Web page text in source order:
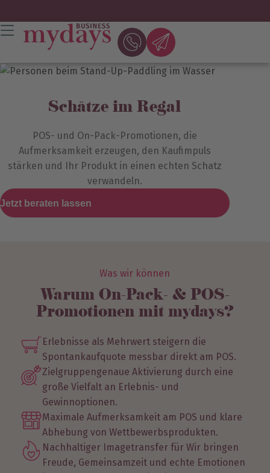
Schätze im Regal
POS- und On-Pack-Promotionen, die
Aufmerksamkeit erzeugen, den Kaufimpuls
stärken und Ihr Produkt in einen echten Schatz
verwandeln.
Jetzt beraten lassen
Was wir können
Warum On-Pack- & POS-
Promotionen mit mydays?​
Erlebnisse als Mehrwert steigern die
Spontankaufquote messbar direkt am POS.
Zielgruppengenaue Aktivierung durch eine
große Vielfalt an Erlebnis- und
Gewinnoptionen.
Maximale Aufmerksamkeit am POS und klare
Abhebung von Wettbewerbsprodukten.
Nachhaltiger Imagetransfer für Wir bringen
Freude, Gemeinsamzeit und echte Emotionen